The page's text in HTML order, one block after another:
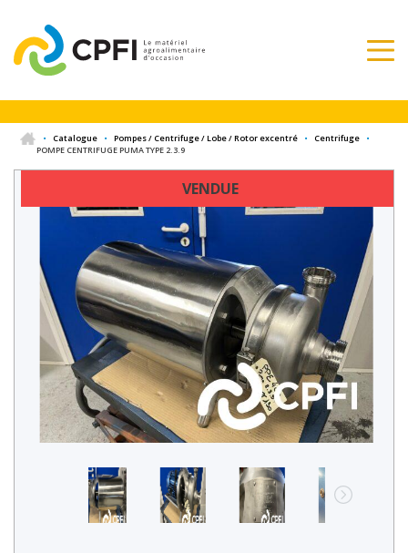
• Catalogue • Pompes / Centrifuge / Lobe / Rotor excentré • Centrifuge
•
POMPE CENTRIFUGE PUMA TYPE 2.3.9
VENDUE